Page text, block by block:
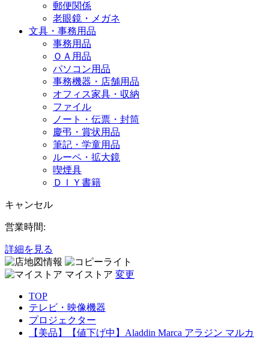
郵便関係
老眼鏡・メガネ
文具・事務用品
事務用品
ＯＡ用品
パソコン用品
事務機器・店舗用品
オフィス家具・収納
ファイル
ノート・伝票・封筒
慶弔・賞状用品
筆記・学童用品
ルーペ・拡大鏡
喫煙具
ＤＩＹ書籍
キャンセル
営業時間:
詳細を見る
マイストア 変更
TOP
テレビ・映像機器
プロジェクター
【美品】【値下げ中】Aladdin Marca アラジン マルカ